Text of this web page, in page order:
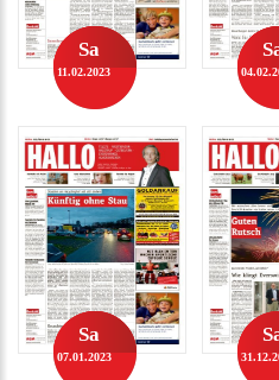
Sa
11.02.2023
Sa
07.01.2023